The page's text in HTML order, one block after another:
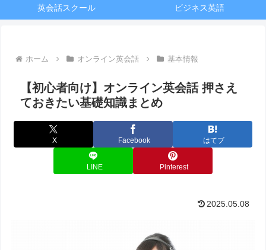
英会話スクール ビジネス英語
ホーム オンライン英会話 基本情報
【初心者向け】オンライン英会話 押さえ
ておきたい基礎知識まとめ
X Facebook はてブ
LINE Pinterest
2025.05.08